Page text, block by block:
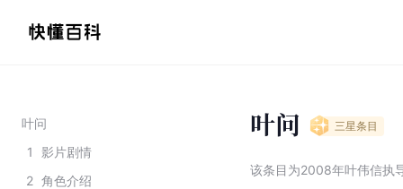
叶问
1
影片剧情
2 角色介绍
叶问 三星条目
该条目为2008年叶伟信执